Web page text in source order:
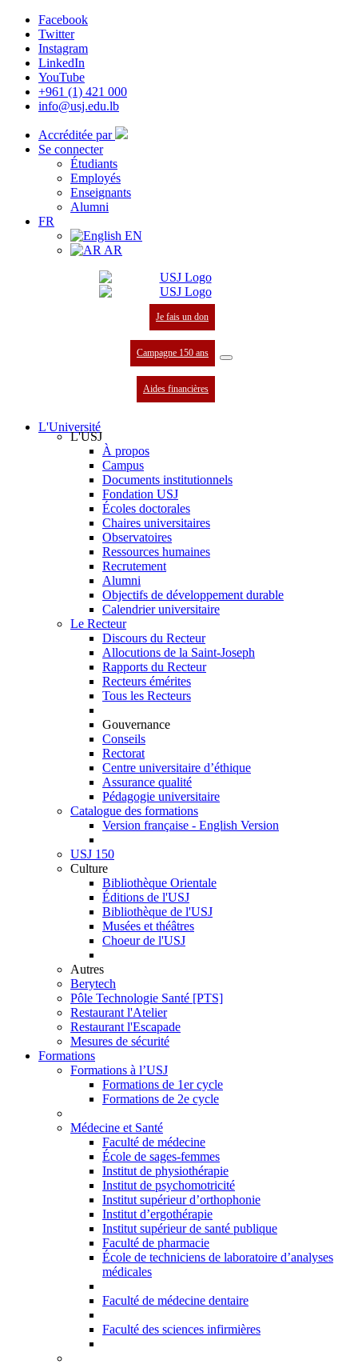
Facebook
Twitter
Instagram
LinkedIn
YouTube
+961 (1) 421 000
info@usj.edu.lb
Accréditée par
Se connecter
Étudiants
Employés
Enseignants
Alumni
FR
EN
AR
Je fais un don
Campagne 150 ans
Aides financières
L'Université
L'USJ
À propos
Campus
Documents institutionnels
Fondation USJ
Écoles doctorales
Chaires universitaires
Observatoires
Ressources humaines
Recrutement
Alumni
Objectifs de développement durable
Calendrier universitaire
Le Recteur
Discours du Recteur
Allocutions de la Saint-Joseph
Rapports du Recteur
Recteurs émérites
Tous les Recteurs
Gouvernance
Conseils
Rectorat
Centre universitaire d’éthique
Assurance qualité
Pédagogie universitaire
Catalogue des formations
Version française - English Version
USJ 150
Culture
Bibliothèque Orientale
Éditions de l'USJ
Bibliothèque de l'USJ
Musées et théâtres
Choeur de l'USJ
Autres
Berytech
Pôle Technologie Santé [PTS]
Restaurant l'Atelier
Restaurant l'Escapade
Mesures de sécurité
Formations
Formations à l’USJ
Formations de 1er cycle
Formations de 2e cycle
Médecine et Santé
Faculté de médecine
École de sages-femmes
Institut de physiothérapie
Institut de psychomotricité
Institut supérieur d’orthophonie
Institut d’ergothérapie
Institut supérieur de santé publique
Faculté de pharmacie
École de techniciens de laboratoire d’analyses
médicales
Faculté de médecine dentaire
Faculté des sciences infirmières